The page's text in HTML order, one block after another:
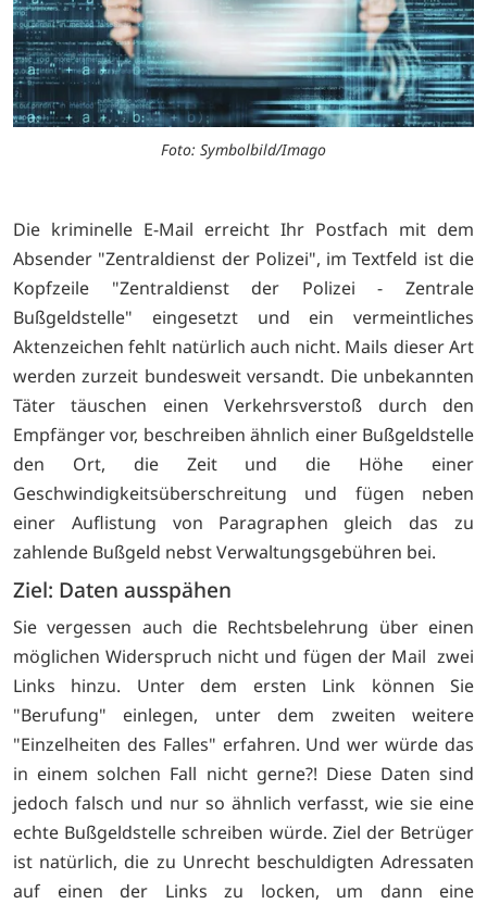
Foto: Symbolbild/Imago
Die kriminelle E-Mail erreicht Ihr Postfach mit dem
Absender "Zentraldienst der Polizei", im Textfeld ist die
Kopfzeile "Zentraldienst der Polizei - Zentrale
Bußgeldstelle" eingesetzt und ein vermeintliches
Aktenzeichen fehlt natürlich auch nicht. Mails dieser Art
werden zurzeit bundesweit versandt. Die unbekannten
Täter täuschen einen Verkehrsverstoß durch den
Empfänger vor, beschreiben ähnlich einer Bußgeldstelle
den Ort, die Zeit und die Höhe einer
Geschwindigkeitsüberschreitung und fügen neben
einer Auflistung von Paragraphen gleich das zu
zahlende Bußgeld nebst Verwaltungsgebühren bei.
Ziel: Daten ausspähen
Sie vergessen auch die Rechtsbelehrung über einen
möglichen Widerspruch nicht und fügen der Mail zwei
Links hinzu. Unter dem ersten Link können Sie
"Berufung" einlegen, unter dem zweiten weitere
"Einzelheiten des Falles" erfahren. Und wer würde das
in einem solchen Fall nicht gerne?! Diese Daten sind
jedoch falsch und nur so ähnlich verfasst, wie sie eine
echte Bußgeldstelle schreiben würde. Ziel der Betrüger
ist natürlich, die zu Unrecht beschuldigten Adressaten
auf einen der Links zu locken, um dann eine